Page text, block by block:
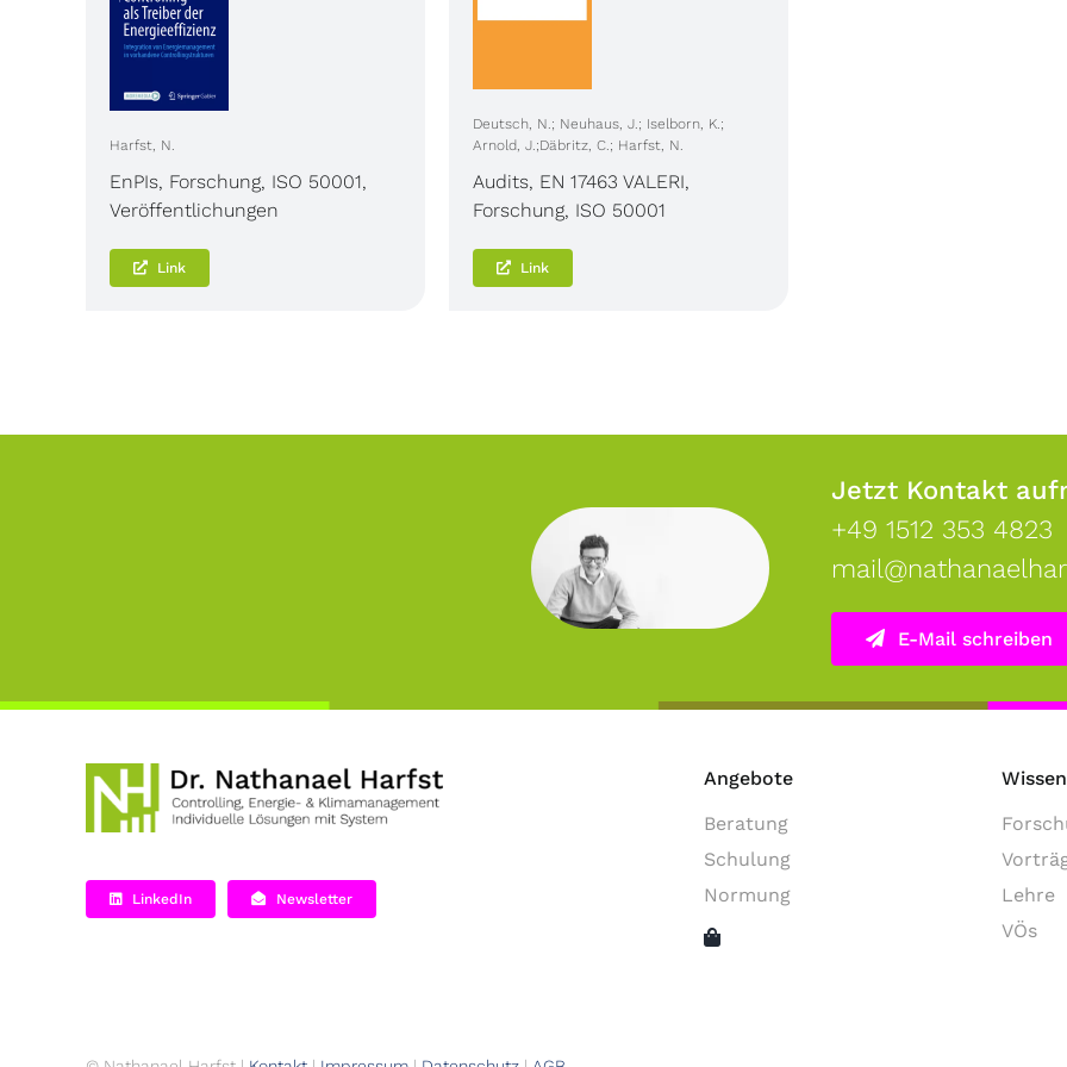
Harfst, N.
EnPIs, Forschung, ISO 50001,
Veröffentlichungen
Link
Deutsch, N.; Neuhaus, J.; Iselborn, K.;
Arnold, J.;Däbritz, C.; Harfst, N.
Audits, EN 17463 VALERI,
Forschung, ISO 50001
Link
Jetzt Kontakt
+49 1512 353 4823
E-Mail schreiben
LinkedIn Newsletter
Angebote
Beratung
Schulung
Normung
Wissen
Lehre
VÖs